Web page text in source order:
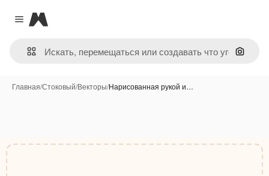
Close menu
Magnific
Поиск
Главная/Стоковый/Векторы/Нарисованная рукой и…